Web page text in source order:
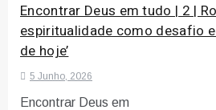
Encontrar Deus em tudo | 2 |
espiritualidade como desafio
de hoje’
5 Junho, 2026
Encontrar Deus em